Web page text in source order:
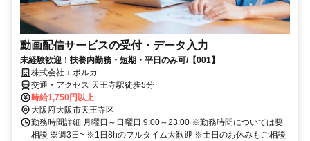
動画配信サービスの受付・データ入力
未経験歓迎！扶養内勤務・短期・平日のみ可/【001】
株式会社エボルカ
交通・アクセス 天王寺駅徒歩5分
時給1,750円以上
大阪府大阪市天王寺区
勤務時間詳細 月曜日～日曜日 9:00～23:00 ※勤務時間については要
相談 ※週3日~ ※1日8hのフルタイム大歓迎 ※土日のお休みもご相談